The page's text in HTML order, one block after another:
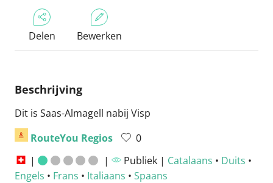
Delen Bewerken
Beschrijving
Dit is Saas-Almagell nabij Visp
RouteYou Regios
0
|
| Publiek | Catalaans • Duits •
Engels • Frans • Italiaans • Spaans